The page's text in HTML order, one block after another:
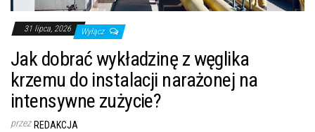
31 lipca, 2026 Wyłącz
Jak dobrać wykładzinę z węglika
krzemu do instalacji narażonej na
intensywne zużycie?
przez REDAKCJA